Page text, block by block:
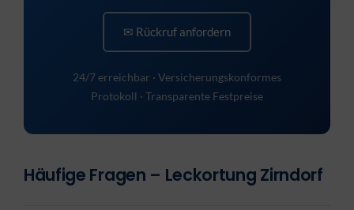
✉ Rückruf anfordern
24/7 erreichbar · Versicherungskonformes
Protokoll · Transparente Festpreise
Häufige Fragen – Leckortung Zirndorf